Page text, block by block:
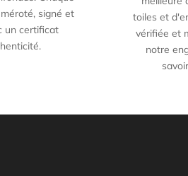
signé et
un certificat
toiles et
vérifiée et
notre